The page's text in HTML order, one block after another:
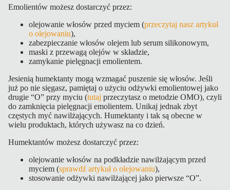
Emolientów możesz dostarczyć przez:
olejowanie włosów przed myciem (przeczytaj nasz artykuł
o olejowaniu),
zabezpieczanie włosów olejem lub serum silikonowym,
maski z przewagą olejów w składzie,
zamykanie pielęgnacji emolientem.
Jesienią humektanty mogą wzmagać puszenie się włosów. Jeśli
już po nie sięgasz, pamiętaj o użyciu odżywki emolientowej jako
drugie “O” przy myciu (tutaj przeczytasz o metodzie OMO), czyli
do zamknięcia pielęgnacji emolientem. Unikaj jednak zbyt
częstych myć nawilżających. Humektanty i tak są obecne w
wielu produktach, których używasz na co dzień.
Humektantów możesz dostarczyć przez:
olejowanie włosów na podkładzie nawilżającym przed
myciem (sprawdź artykuł o olejowaniu),
stosowanie odżywki nawilżającej jako pierwsze “O”.